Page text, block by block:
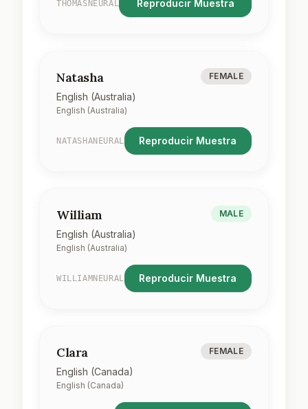
THOMASNEURAL Reproducir Muestra
Natasha
English (Australia)
English (Australia)
FEMALE
NATASHANEURAL Reproducir Muestra
William
English (Australia)
English (Australia)
MALE
WILLIAMNEURAL Reproducir Muestra
Clara
English (Canada)
English (Canada)
FEMALE